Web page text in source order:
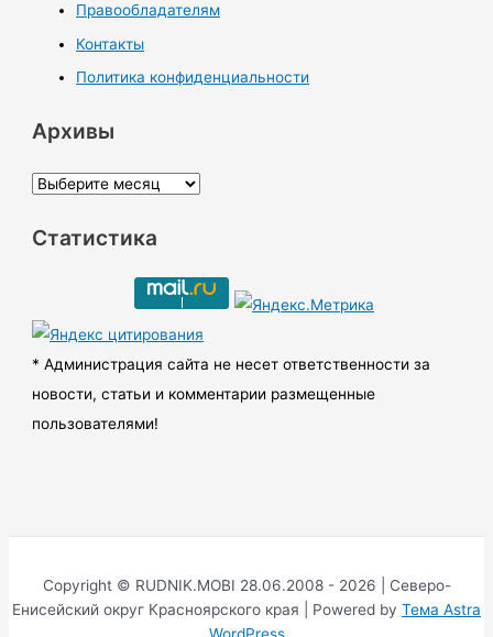
Правообладателям
Контакты
Политика конфиденциальности
Архивы
А
х
ы
Статистика
* Администрация сайта не несет ответственности за
новости, статьи и комментарии размещенные
пользователями!
Copyright © RUDNIK.MOBI 28.06.2008 - 2026 | Северо-
Енисейский округ Красноярского края | Powered by Тема Astra